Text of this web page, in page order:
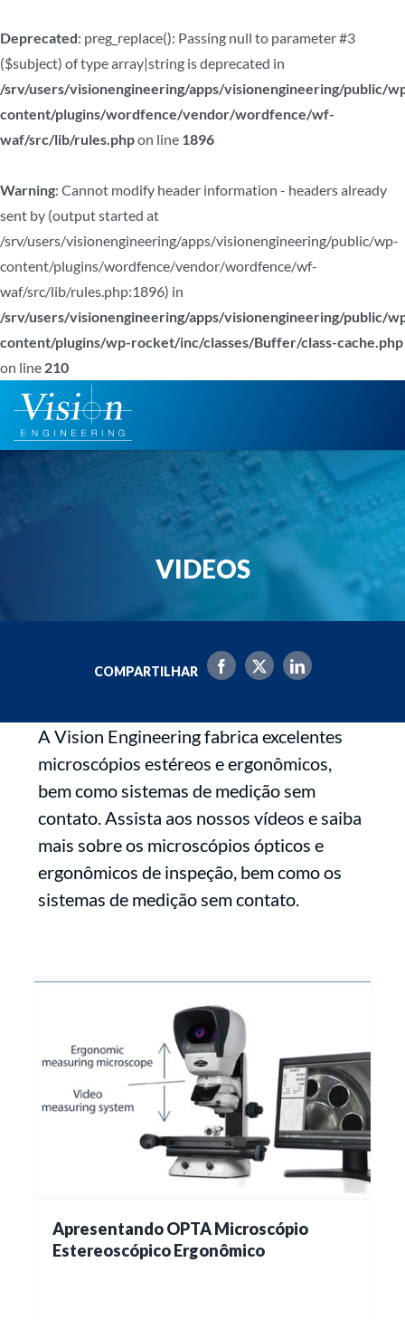
Deprecated: preg_replace(): Passing null to parameter #3
($subject) of type array|string is deprecated in
/srv/users/visionengineering/apps/visionengineering/public/
content/plugins/wordfence/vendor/wordfence/wf-
waf/src/lib/rules.phpon line 1896
Warning: Cannot modify header information - headers already
sent by (output started at
/srv/users/visionengineering/apps/visionengineering/public/wp-
content/plugins/wordfence/vendor/wordfence/wf-
waf/src/lib/rules.php:1896) in
/srv/users/visionengineering/apps/visionengineering/public/
content/plugins/wp-rocket/inc/classes/Buffer/class-cache.php
on line 210
para
conteúdo
VIDEOS
COMPARTILHAR
A Vision Engineering fabrica excelentes
microscópios estéreos e ergonômicos,
bem como sistemas de medição sem
contato. Assista aos nossos vídeos e saiba
mais sobre os microscópios ópticos e
ergonômicos de inspeção, bem como os
sistemas de medição sem contato.
Apresentando OPTA Microscópio
Estereoscópico Ergonômico